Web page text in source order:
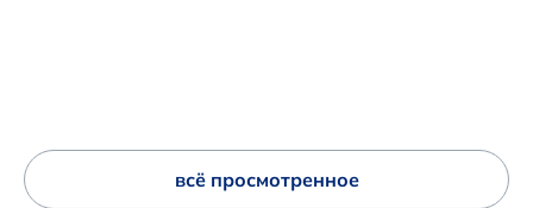
всё просмотренное